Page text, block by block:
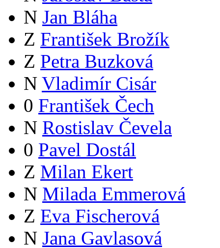
N Jan Bláha
Z František Brožík
Z Petra Buzková
N Vladimír Cisár
0 František Čech
N Rostislav Čevela
0 Pavel Dostál
Z Milan Ekert
N Milada Emmerová
Z Eva Fischerová
N Jana Gavlasová